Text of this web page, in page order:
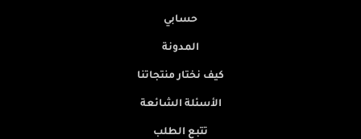
حسابي
المدونة
كيف نختار منتجاتنا
الأسئلة الشائعة
تتبع الطلب